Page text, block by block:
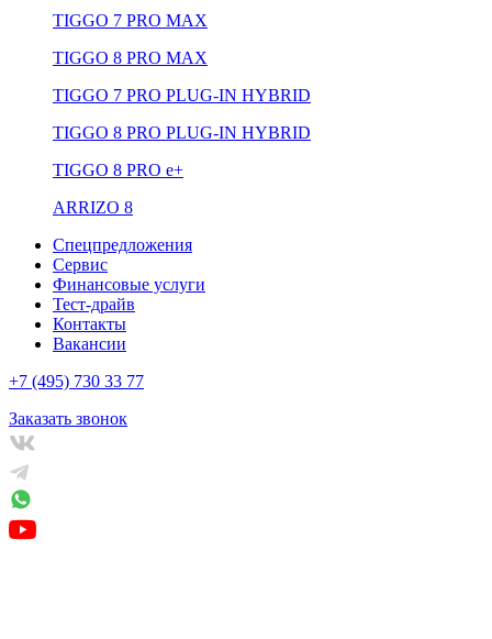
TIGGO 7 PRO MAX
TIGGO 8 PRO MAX
TIGGO 7 PRO PLUG-IN HYBRID
TIGGO 8 PRO PLUG-IN HYBRID
TIGGO 8 PRO е+
ARRIZO 8
Спецпредложения
Сервис
Финансовые услуги
Тест-драйв
Контакты
Вакансии
+7 (495) 730 33 77
Заказать звонок